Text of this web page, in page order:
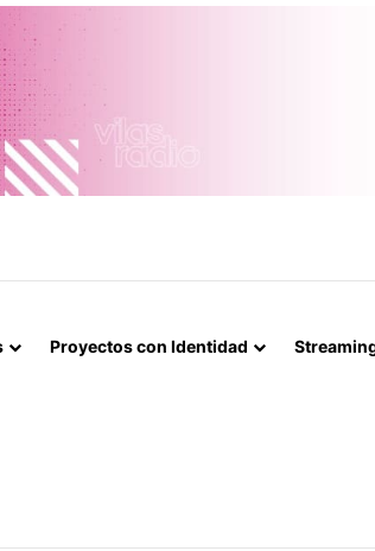
Proyectos con Identidad